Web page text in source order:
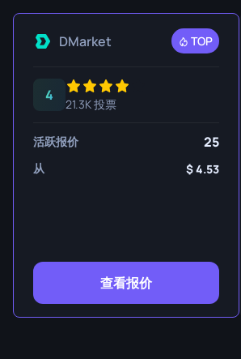
DMarket TOP
4
21.3K 投票
活跃报价 25
从 4.53
查看报价